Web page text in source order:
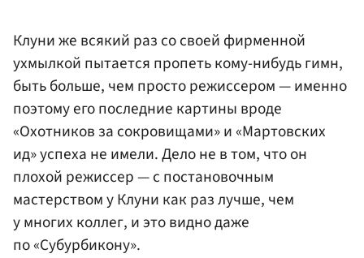
Клуни же всякий раз со своей фирменной
ухмылкой пытается пропеть кому-нибудь гимн,
быть больше, чем просто режиссером — именно
поэтому его последние картины вроде
«Охотников за сокровищами» и «Мартовских
ид» успеха не имели. Дело не в том, что он
плохой режиссер — с постановочным
мастерством у Клуни как раз лучше, чем
у многих коллег, и это видно даже
по «Субурбикону».